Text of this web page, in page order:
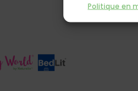
Politique en